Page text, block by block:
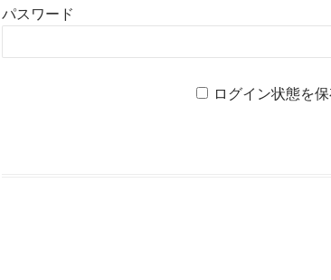
パスワード
ログイン状態を